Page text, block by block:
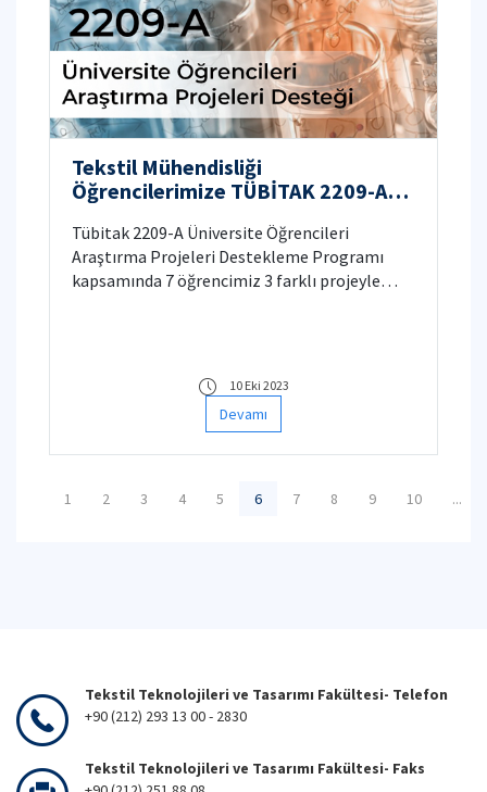
Tekstil Mühendisliği
Öğrencilerimize TÜBİTAK 2209-A
Tübitak 2209-A Üniversite Öğrencileri
Araştırma Projeleri Destekleme Programı
kapsamında 7 öğrencimiz 3 farklı projeyle
10 Eki 2023
Devamı
1 2 3 4 5 6 7 8 9 10 ...
Tekstil Teknolojileri ve Tasarımı Fakültesi- Telefon
+90 (212) 293 13 00 - 2830
Tekstil Teknolojileri ve Tasarımı Fakültesi- Faks